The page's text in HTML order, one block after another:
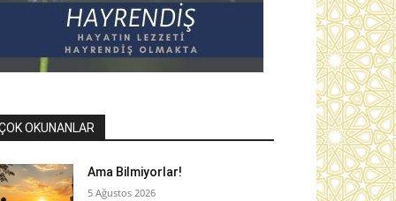
OKUNANLAR
Ama Bilmiyorlar!
5 Ağustos 2026